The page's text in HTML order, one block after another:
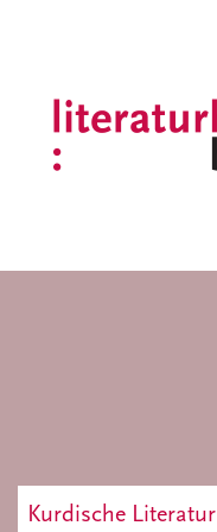
Kurdische Literatur